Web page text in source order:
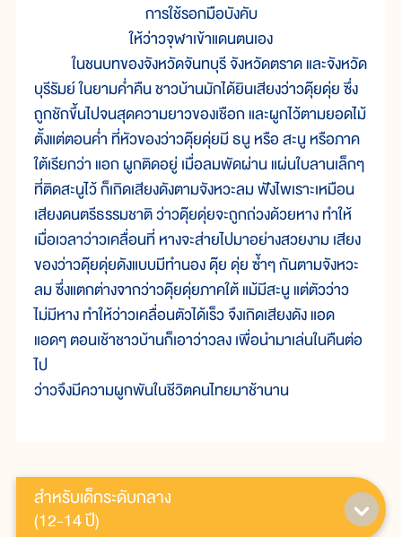
สำหรับเด็กระดับกลาง
(12-14 ปี)
การใช้รอกมือบังคับ
ให้ว่าวจุฬาเข้าแดนตนเอง
ในชนบทของจังหวัดจันทบุรี จังหวัดตราด และจังหวัด
บุรีรัมย์ ในยามค่ำคืน ชาวบ้านมักได้ยินเสียงว่าวดุ๊ยดุ่ย ซึ่ง
ถูกชักขึ้นไปจนสุดความยาวของเชือก และผูกไว้ตามยอดไม้
ตั้งแต่ตอนค่ำ ที่หัวของว่าวดุ๊ยดุ่ยมี ธนู หรือ สะนู หรือภาค
ใต้เรียกว่า แอก ผูกติดอยู่ เมื่อลมพัดผ่าน แผ่นใบลานเล็กๆ
ที่ติดสะนูไว้ ก็เกิดเสียงดังตามจังหวะลม ฟังไพเราะเหมือน
เสียงดนตรีธรรมชาติ ว่าวดุ๊ยดุ่ยจะถูกถ่วงด้วยหาง ทำให้
เมื่อเวลาว่าวเคลื่อนที่ หางจะส่ายไปมาอย่างสวยงาม เสียง
ของว่าวดุ๊ยดุ่ยดังแบบมีทำนอง ดุ๊ย ดุ่ย ซ้ำๆ กันตามจังหวะ
ลม ซึ่งแตกต่างจากว่าวดุ๊ยดุ่ยภาคใต้ แม้มีสะนู แต่ตัวว่าว
ไม่มีหาง ทำให้ว่าวเคลื่อนตัวได้เร็ว จึงเกิดเสียงดัง แอด
แอดๆ ตอนเช้าชาวบ้านก็เอาว่าวลง เพื่อนำมาเล่นในคืนต่อ
ไป
ว่าวจึงมีความผูกพันในชีวิตคนไทยมาช้านาน